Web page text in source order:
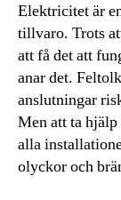
Elektricitet är
tillvaro. Trots
att få det att
anar det.
anslutningar
Men att ta hjälp
alla
olyckor och